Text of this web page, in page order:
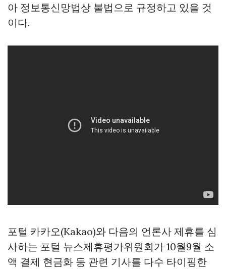
아 정보통신망법상 불법으로 규정하고 있을 것
이다.
포털 카카오(Kakao)와 다음의 언론사 제휴를 심
사하는 포털 뉴스제휴평가위원회가 10월9월 소
액 결제 현금화 등 관련 기사를 다수 타이핑한